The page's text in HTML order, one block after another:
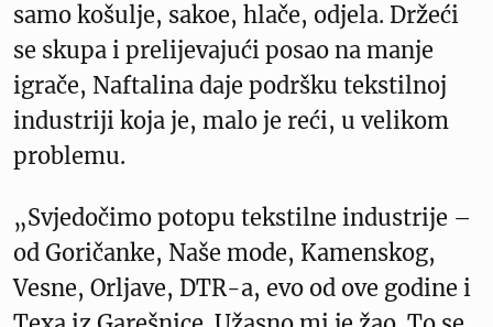
samo košulje, sakoe, hlače, odjela. Držeći
se skupa i prelijevajući posao na manje
igrače, Naftalina daje podršku tekstilnoj
industriji koja je, malo je reći, u velikom
problemu.
„Svjedočimo potopu tekstilne industrije –
od Goričanke, Naše mode, Kamenskog,
Vesne, Orljave, DTR-a, evo od ove godine i